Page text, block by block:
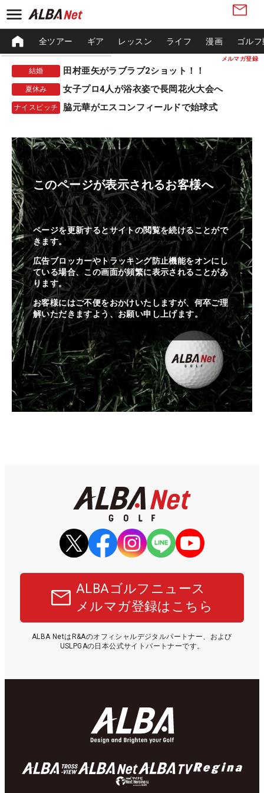
メルマガ登録
全ツアー ギア レッスン ライフ 漫画 ゴル
結婚 田村亜矢がラブラブ2ショット！！
夏休み 女子プロ4人が浴衣姿で長岡花火大会へ
ナイスピッチ 脇元華がエスコンフィールドで始球式
このページが表示されるお客様へ
ページを更新するとサイトの閲覧を続けることがで
きます。
広告ブロッカーやトラッキング防止機能をオンにし
ている場合、この画面が頻繁に表示されることがあ
ります。
お客様にはご不便をおかけいたしますが、何卒ご理
解いただきますよう、お願い申し上げます。
ALBAゴルフニュース
メルマガ登録はこちら
ALBA NetはR&Aのオフィシャルデジタルパートナー、および
USLPGAの日本公式サイトパートナーです。